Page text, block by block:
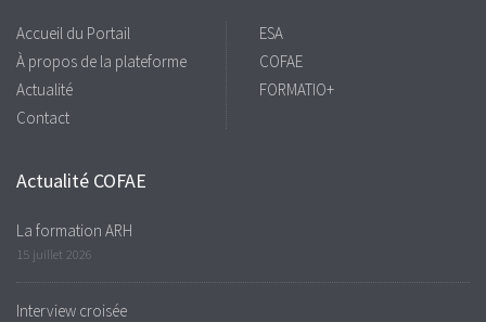
Accueil du Portail
À propos de la plateforme
Actualité
Contact
ESA
COFAE
FORMATIO+
Actualité COFAE
La formation ARH
15 juillet 2026
Interview croisée